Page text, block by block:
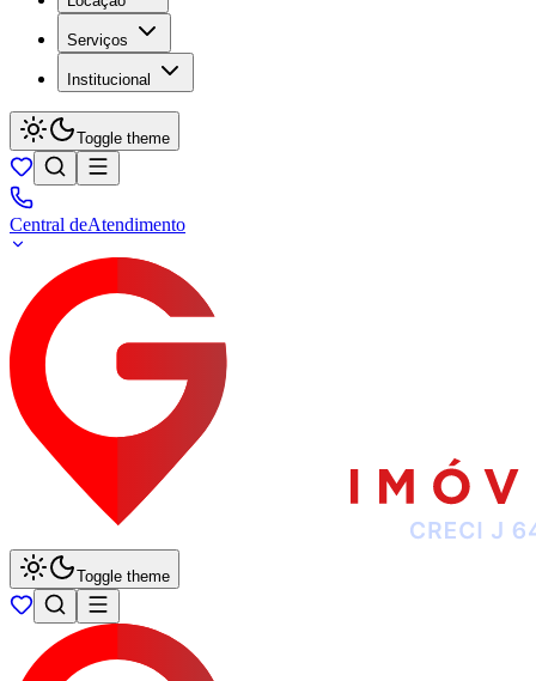
Serviços
Institucional
Toggle theme
Central deAtendimento
Toggle theme